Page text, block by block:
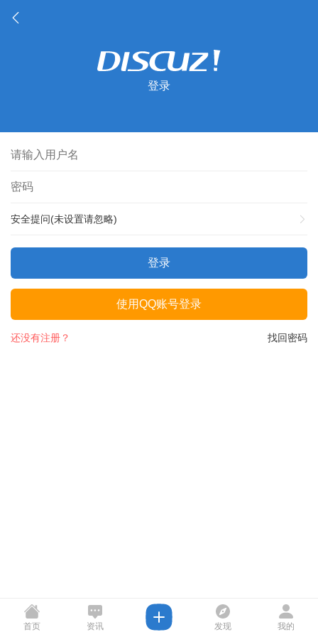
登录
安全提问(未设置请忽略)
登录
使用QQ账号登录
找回密码
还没有注册？
首页 资讯 发现 我的